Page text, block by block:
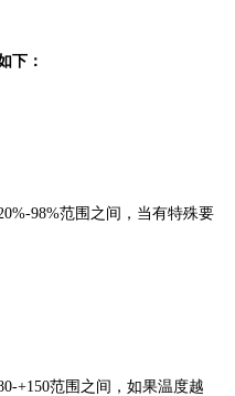
下：
98%范围之间，当有特殊要
范围之间，如果温度越